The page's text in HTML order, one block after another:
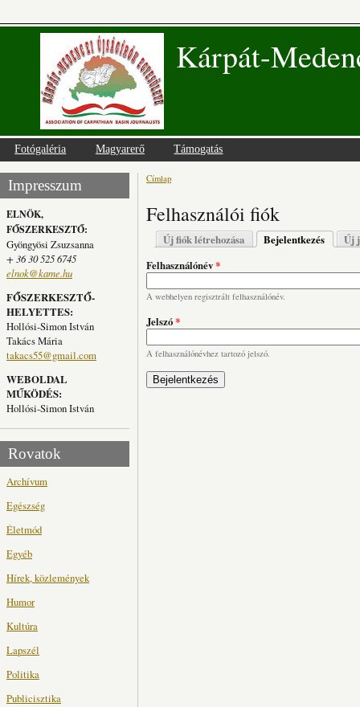
Kárpát-
Fotógaléria Magyarerő Támogatás
Impresszum
ELNÖK,
FŐSZERKESZTŐ:
Gyöngyösi Zsuzsanna
+ 36 30 525 6745
elnok@kame.hu
FŐSZERKESZTŐ-
HELYETTES:
Hollósi-Simon István
Takács Mária
takacs55@gmail.com
WEBOLDAL
MŰKÖDÉS:
Hollósi-Simon István
Rovatok
Archívum
Egészség
Életmód
Egyéb
Hírek, közlemények
Humor
Kultúra
Lapszél
Politika
Publicisztika
Jelenlegi hely
Címlap
Felhasználói fiók
Elsődleges fülek
Új fiók létrehozása Bejelentkezés (aktív
Új
Felhasználónév*
A webhelyen regisztrált felhasználónév.
Jelszó*
A felhasználónévhez tartozó jelszó.